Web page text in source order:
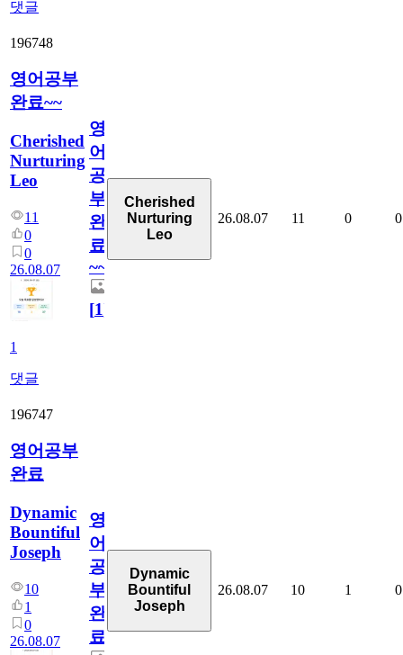
댓글
196748
영어공부
완료~~
Cherished
Nurturing
Leo
11
0
0
26.08.07
1
댓글
영
어
공
부
완
료
~~
[1]
Cherished
Nurturing
Leo
26.08.07 11 0 0
196747
영어공부
완료
Dynamic
Bountiful
Joseph
10
1
0
26.08.07
영
어
공
부
완
료
Dynamic
Bountiful
Joseph
26.08.07 10 1 0